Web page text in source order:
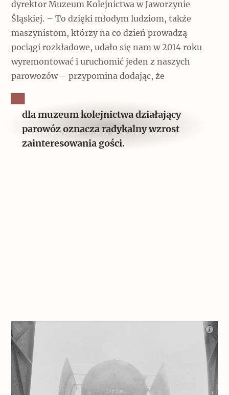
dyrektor Muzeum Kolejnictwa w Jaworzynie
Śląskiej. – To dzięki młodym ludziom, także
maszynistom, którzy na co dzień prowadzą
pociągi rozkładowe, udało się nam w 2014 roku
wyremontować i uruchomić jeden z naszych
parowozów – przypomina dodając, że
dla muzeum kolejnictwa działający
parowóz oznacza radykalny wzrost
zainteresowania gości.